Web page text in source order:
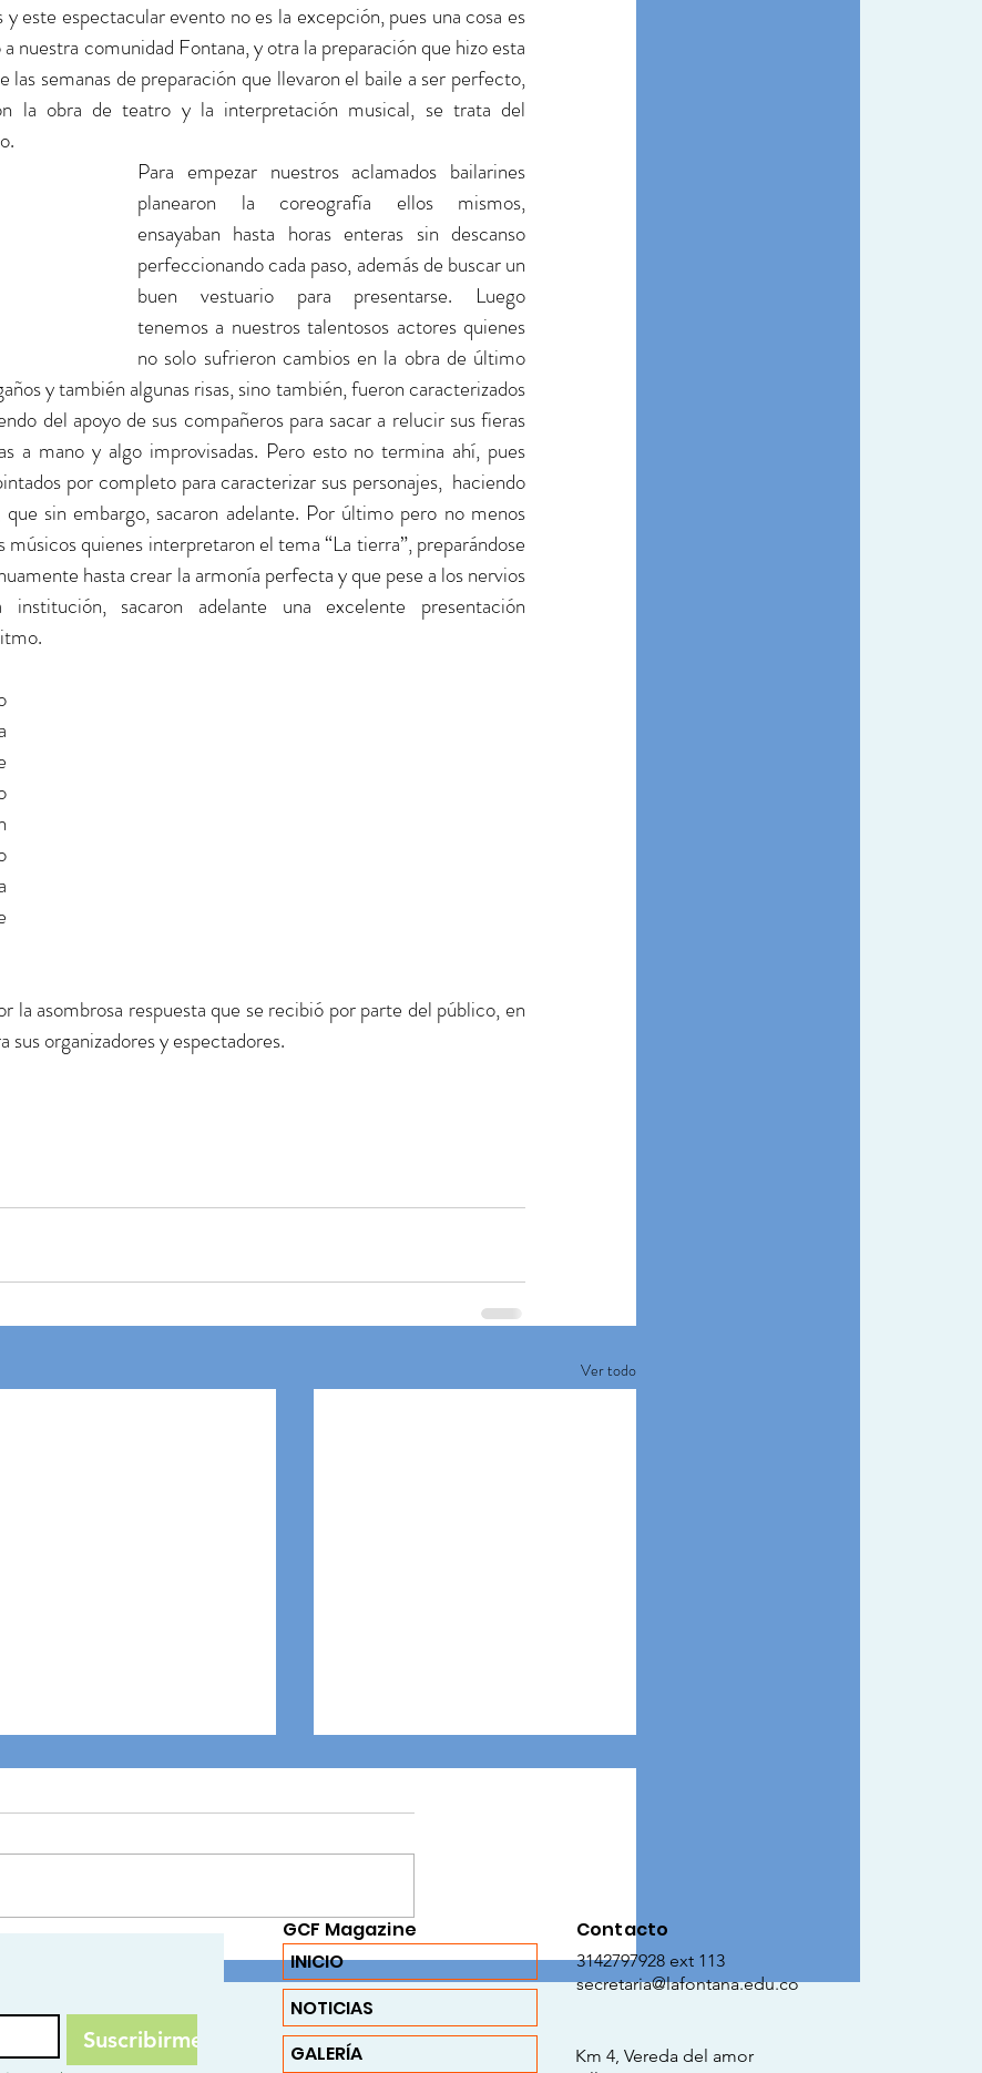
este espectacular evento no es la excepción, pues una cosa es
nuestra comunidad Fontana, y otra la preparación que hizo esta
las semanas de preparación que llevaron el baile a ser perfecto,
la obra de teatro y la interpretación musical, se trata del
Para empezar nuestros aclamados bailarines
planearon la coreografía ellos mismos,
ensayaban hasta horas enteras sin descanso
perfeccionando cada paso, además de buscar un
buen vestuario para presentarse. Luego
tenemos a nuestros talentosos actores quienes
no solo sufrieron cambios en la obra de último
y también algunas risas, sino también, fueron caracterizados
del apoyo de sus compañeros para sacar a relucir sus fieras
a mano y algo improvisadas. Pero esto no termina ahí, pues
por completo para caracterizar sus personajes,  haciendo
sin embargo, sacaron adelante. Por último pero no menos
quienes interpretaron el tema “La tierra”, preparándose
hasta crear la armonía perfecta y que pese a los nervios
sacaron adelante una excelente presentación
la asombrosa respuesta que se recibió por parte del público, en
organizadores y espectadores.
Ver todo
La Fuerza de Ser Mujer: Una
Exaltación del Coraje y la
Esperanza
Suscribirme
GCF Magazine
INICIO
NOTICIAS
GALERÍA
Contacto
3142797928 ext 113
secretaria@lafontana.edu.co
Km 4, Vereda del amor